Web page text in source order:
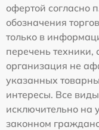
офертой согласно
обозначения
только в
перечень
организация не
указанных
интересы. Все
исключительно на
законном